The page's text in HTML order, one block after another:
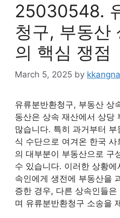
25030548.
청구, 부동산
의 핵심 쟁점
March 5, 2025 by
유류분반환청구, 부동산 상
동산은 상속 재산에서 상당
많습니다. 특히 과거부터
식 수단으로 여겨온 한국
의 대부분이 부동산으로 구
수 있습니다. 이러한 상황
속인에게 생전에 부동산을
증한 경우, 다른 상속인들
며 유류분반환청구 소송을